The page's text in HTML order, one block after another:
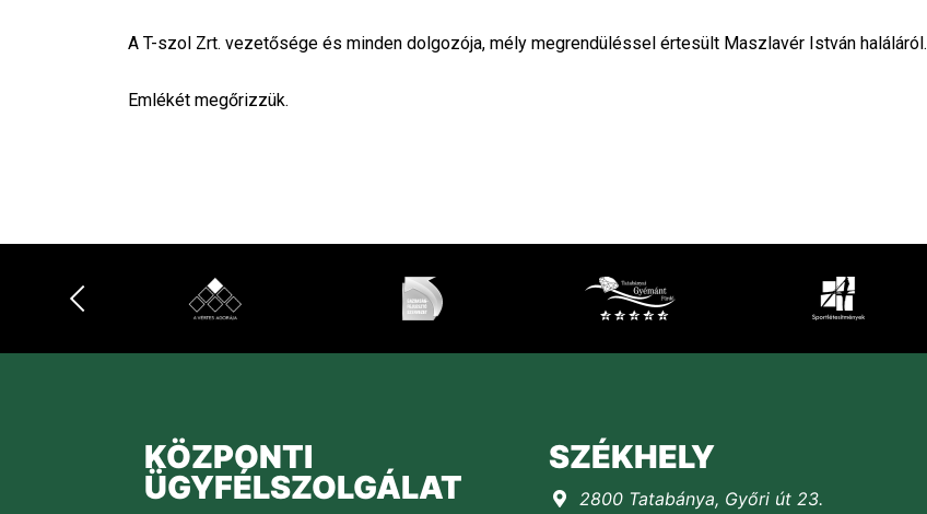
A T-szol Zrt. vezetősége és minden dolgozója, mély megrendüléssel értesült Maszlavér István haláláról.
Emlékét megőrizzük.
KÖZPONTI
ÜGYFÉLSZOLGÁLAT
SZÉKHELY
2800 Tatabánya, Győri út 23.